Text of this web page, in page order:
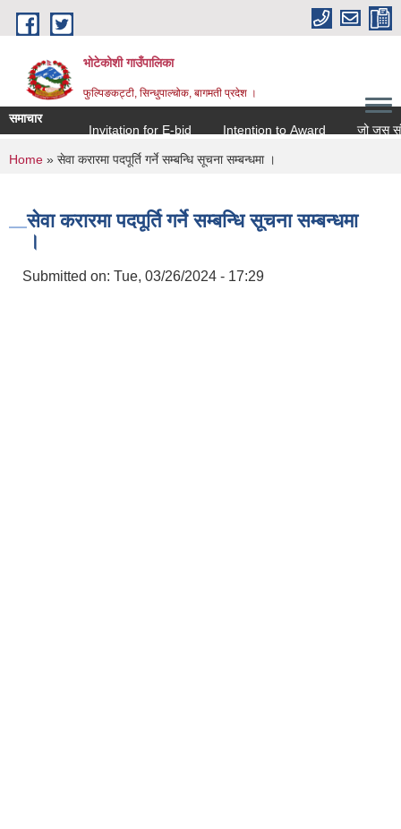
Skip to main content
भोटेकोशी गाउँपालिका
फुल्पिङकट्टी, सिन्धुपाल्चोक, बागमती प्रदेश ।
समाचार
Invitation for E-bid
Intention to Award जो जस संग
You are here
Home » सेवा करारमा पदपूर्ति गर्ने सम्बन्धि सूचना सम्बन्धमा ।
सेवा करारमा पदपूर्ति गर्ने सम्बन्धि सूचना सम्बन्धमा
।
Submitted on: Tue, 03/26/2024 - 17:29